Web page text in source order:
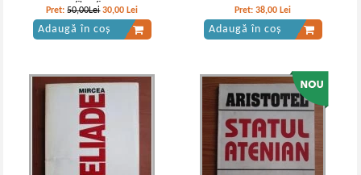
filosofica
Pret:50,00Lei 30,00 Lei
Adaugă în coș
Pret:38,00 Lei
Adaugă în coș